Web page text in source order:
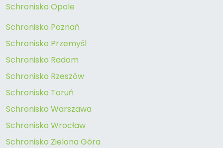
Schronisko Opole
Schronisko Poznań
Schronisko Przemyśl
Schronisko Radom
Schronisko Rzeszów
Schronisko Toruń
Schronisko Warszawa
Schronisko Wrocław
Schronisko Zielona Góra